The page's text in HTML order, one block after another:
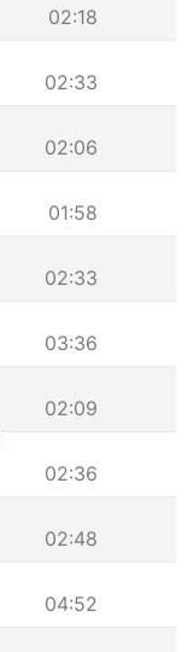
02:18
02:33
02:06
01:58
02:33
03:36
02:09
02:36
02:48
04:52